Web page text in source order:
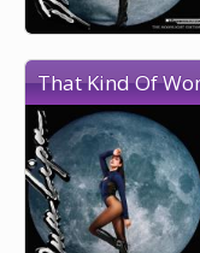
That Kind Of